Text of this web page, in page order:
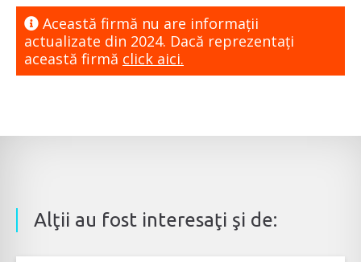
Această firmă nu are informaţii
actualizate din 2024. Dacă reprezentaţi
această firmă click aici.
Alţii au fost interesaţi şi de: